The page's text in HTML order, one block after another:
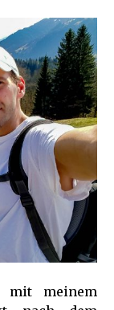
meinem